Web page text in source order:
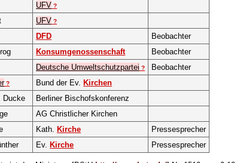
UFV ?
UFV ?
DFD
Beobachter
Konsumgenossenschaft
Beobachter
Deutsche Umweltschutzpartei ?
Beobachter
? Bund der Ev. Kirchen
Ducke
Berliner Bischofskonferenz
AG Christlicher Kirchen
Kath. Kirche
Pressesprecher
Ev. Kirche Pressesprecher